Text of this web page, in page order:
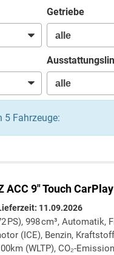
Getriebe
5Fahrzeuge:
ACC 9" Touch CarPlay
11.09.2026
PS), 998 cm³, Automatik,
(ICE), Benzin,
(WLTP), CO₂-